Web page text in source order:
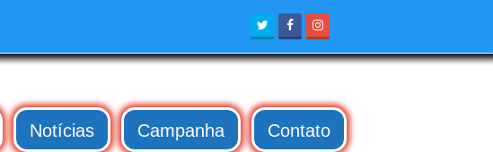
TwitterFacebook
Notícias Campanha Contato